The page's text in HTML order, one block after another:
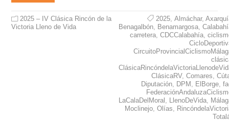
2025 – IV Clásica Rincón de la
Victoria Lleno de Vida
2025 ,Almáchar,
Benagalbón Benamargosa ,
carretera ,CDCCalabahía ,
ClásicaRV,Comares ,
Diputación DPM ElBorge ,
LaCalaDelMoral
LlenoDeVida
Moclinejo ,Olías